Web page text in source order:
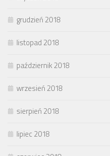
grudzień 2018
listopad 2018
październik 2018
wrzesień 2018
sierpień 2018
lipiec 2018